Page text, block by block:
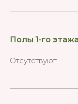
Полы 1-го этажа
Отсутствуют